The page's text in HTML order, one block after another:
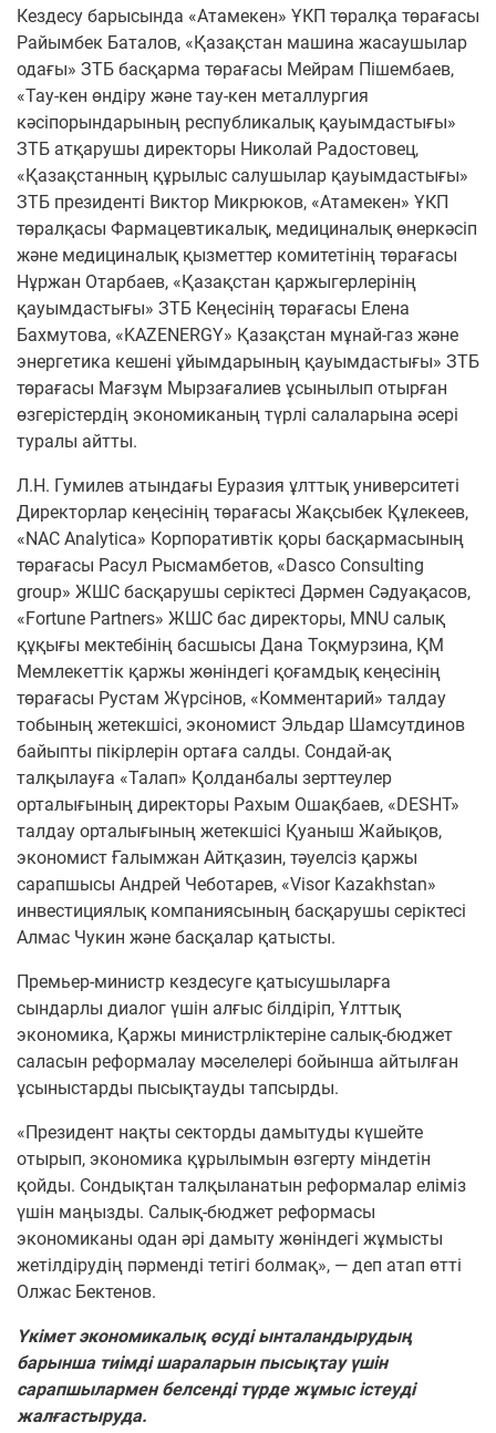
Кездесу барысында «Атамекен» ҰКП төралқа төрағасы
Райымбек Баталов, «Қазақстан машина жасаушылар
одағы» ЗТБ басқарма төрағасы Мейрам Пішембаев,
«Тау-кен өндіру және тау-кен металлургия
кәсіпорындарының республикалық қауымдастығы»
ЗТБ атқарушы директоры Николай Радостовец,
«Қазақстанның құрылыс салушылар қауымдастығы»
ЗТБ президенті Виктор Микрюков, «Атамекен» ҰКП
төралқасы Фармацевтикалық, медициналық өнеркәсіп
және медициналық қызметтер комитетінің төрағасы
Нұржан Отарбаев, «Қазақстан қаржыгерлерінің
қауымдастығы» ЗТБ Кеңесінің төрағасы Елена
Бахмутова, «KAZENERGY» Қазақстан мұнай-газ және
энергетика кешені ұйымдарының қауымдастығы» ЗТБ
төрағасы Мағзұм Мырзағалиев ұсынылып отырған
өзгерістердің экономиканың түрлі салаларына әсері
туралы айтты.
Л.Н. Гумилев атындағы Еуразия ұлттық университеті
Директорлар кеңесінің төрағасы Жақсыбек Құлекеев,
«NAC Analytica» Корпоративтік қоры басқармасының
төрағасы Расул Рысмамбетов, «Dasco Consulting
group» ЖШС басқарушы серіктесі Дәрмен Сәдуақасов,
«Fortune Partners» ЖШС бас директоры, MNU салық
құқығы мектебінің басшысы Дана Тоқмурзина, ҚМ
Мемлекеттік қаржы жөніндегі қоғамдық кеңесінің
төрағасы Рустам Жүрсінов, «Комментарий» талдау
тобының жетекшісі, экономист Эльдар Шамсутдинов
байыпты пікірлерін ортаға салды. Сондай-ақ
талқылауға «Талап» Қолданбалы зерттеулер
орталығының директоры Рахым Ошақбаев, «DESHT»
талдау орталығының жетекшісі Қуаныш Жайықов,
экономист Ғалымжан Айтқазин, тәуелсіз қаржы
сарапшысы Андрей Чеботарев, «Visor Kazakhstan»
инвестициялық компаниясының басқарушы серіктесі
Алмас Чукин және басқалар қатысты.
Премьер-министр кездесуге қатысушыларға
сындарлы диалог үшін алғыс білдіріп, Ұлттық
экономика, Қаржы министрліктеріне салық-бюджет
саласын реформалау мәселелері бойынша айтылған
ұсыныстарды пысықтауды тапсырды.
«Президент нақты секторды дамытуды күшейте
отырып, экономика құрылымын өзгерту міндетін
қойды. Сондықтан талқыланатын реформалар еліміз
үшін маңызды. Салық-бюджет реформасы
экономиканы одан әрі дамыту жөніндегі жұмысты
жетілдірудің пәрменді тетігі болмақ», — деп атап өтті
Олжас Бектенов.
Үкімет экономикалық өсуді ынталандырудың
барынша тиімді шараларын пысықтау үшін
сарапшылармен белсенді түрде жұмыс істеуді
жалғастыруда.